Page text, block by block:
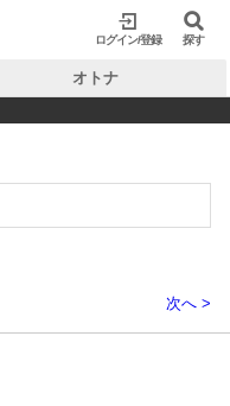
ログイン/登録 探す
閉じる
オトナ
閉じる
次へ >